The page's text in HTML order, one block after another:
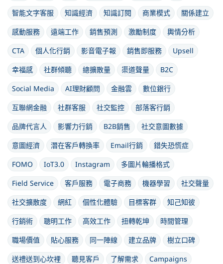
智能文字客服
知識經濟 知識訂閱 商業模式
關係建立
感動服務
遠端工作 銷售預測 激勵制度
輿情分析
CTA
個人化行銷 影音電子報 銷售即服務
Upsell
幸福感
社群傾聽 總擴散量 渠道聲量
B2C
Social Media
AI理財顧問 金融雲
數位銀行
互聯網金融
社群客服 社交監控
部落客行銷
品牌代言人
影響力行銷 B2B銷售
社交意圖數據
意圖經濟
潛在客戶轉換率 Email行銷
錯失恐慌症
FOMO
IoT3.0 Instagram
多圖片輪播格式
Field Service
客戶服務 電子商務 機器學習
社交聲量
社交擴散度
網紅 個性化體驗 目標客群
知己知彼
行銷術
聰明工作 高效工作 扭轉乾坤
時間管理
職場價值
貼心服務 同一陣線 建立品牌
樹立口碑
送禮送到心坎裡
聽見客戶 了解需求
Campaigns